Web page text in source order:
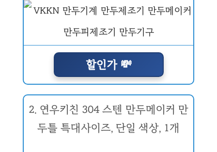
할인가 💸
2. 연우키친 304 스텐 만두메이커 만
두틀 특대사이즈, 단일 색상, 1개